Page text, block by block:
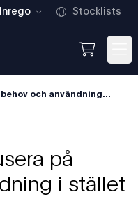
Inrego Stocklists
Open
och användning...
på
i stället